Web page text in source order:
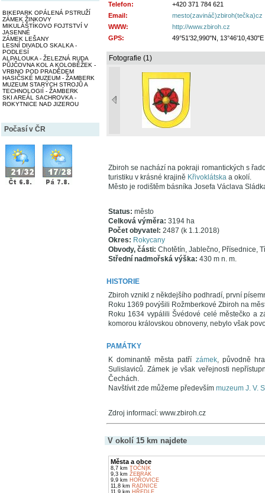
BIKEPARK OPÁLENÁ PSTRUŽÍ
ZÁMEK ŽINKOVY
MIKULÁŠTÍKOVO FOJTSTVÍ V
JASENNÉ
ZÁMEK LEŠANY
LESNÍ DIVADLO SKALKA -
PODLESÍ
ALPALOUKA - ŽELEZNÁ RUDA
PŮJČOVNA KOL A KOLOBĚŽEK -
VRBNO POD PRADĚDEM
HASIČSKÉ MUZEUM - ŽAMBERK
MUZEUM STARÝCH STROJŮ A
TECHNOLOGIÍ - ŽAMBERK
SKI AREÁL SACHROVKA -
ROKYTNICE NAD JIZEROU
Počasí v ČR
Telefon:
+420 371 784 621
Email:
mesto(zavináč)zbiroh(tečka)cz
WWW:
http://www.zbiroh.cz
GPS:
49°51'32,990"N, 13°46'10,430"E
Fotografie (1)
Zbiroh se nachází na pokraji romantických s
turistiku v krásné krajině Křivoklátska a okolí.
Město je rodištěm básníka Josefa Václava
Status: město
Celková výměra: 3194 ha
Počet obyvatel: 2487 (k 1.1.2018)
Okres: Rokycany
Obvody, části: Chotětín, Jablečno, Přísednice,
Střední nadmořská výška: 430 m n. m.
HISTORIE
Zbiroh vznikl z někdejšího podhradí, první
Roku 1369 povýšili Rožmberkové Zbiroh na
Roku 1634 vypálili Švédové celé městečko a
komorou královskou obnoveny, nebylo však
PAMÁTKY
K dominantě města patří zámek, původně
Sulislaviců. Zámek je však veřejnosti
Čechách.
Navštívit zde můžeme především muzeum J. V.
Zdroj informací: www.zbiroh.cz
V okolí 15 km najdete
Města a obce
8,7 km TOČNÍK
9,3 km ŽEBRÁK
9,9 km HOŘOVICE
11,8 km RADNICE
11,9 km HŘEDLE